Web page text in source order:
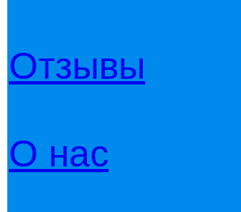
Отзывы
О нас